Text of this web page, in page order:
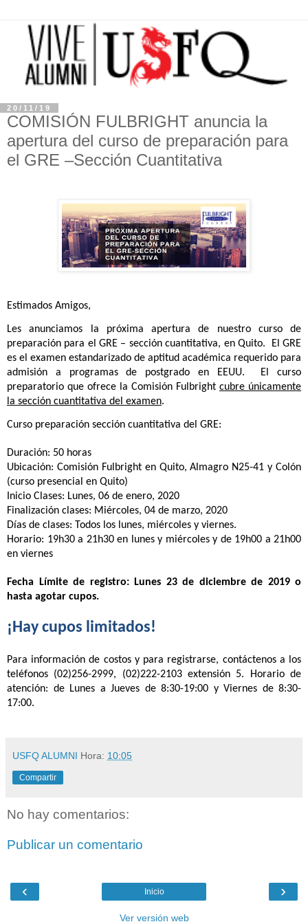
20/11/19
COMISIÓN FULBRIGHT anuncia la
apertura del curso de preparación para
el GRE –Sección Cuantitativa
Estimados Amigos,
Les anunciamos la próxima apertura de nuestro curso de
preparación para el GRE – sección cuantitativa, en Quito. El GRE
es el examen estandarizado de aptitud académica requerido para
admisión a programas de postgrado en EEUU. El curso
preparatorio que ofrece la Comisión Fulbright cubre únicamente
la sección cuantitativa del examen.
Curso preparación sección cuantitativa del GRE:
Duración: 50 horas
Ubicación: Comisión Fulbright en Quito, Almagro N25-41 y Colón
(curso presencial en Quito)
Inicio Clases: Lunes, 06 de enero, 2020
Finalización clases: Miércoles, 04 de marzo, 2020
Días de clases: Todos los lunes, miércoles y viernes.
Horario: 19h30 a 21h30 en lunes y miércoles y de 19h00 a 21h00
en viernes
Fecha Límite de registro: Lunes 23 de diciembre de 2019 o
hasta agotar cupos.
¡Hay cupos limitados!
Para información de costos y para registrarse, contáctenos a los
teléfonos (02)256-2999, (02)222-2103 extensión 5. Horario de
atención: de Lunes a Jueves de 8:30-19:00 y Viernes de 8:30-
17:00.
USFQ ALUMNI Hora: 10:05
Compartir
No hay comentarios:
Publicar un comentario
‹ ›
Inicio
Ver versión web